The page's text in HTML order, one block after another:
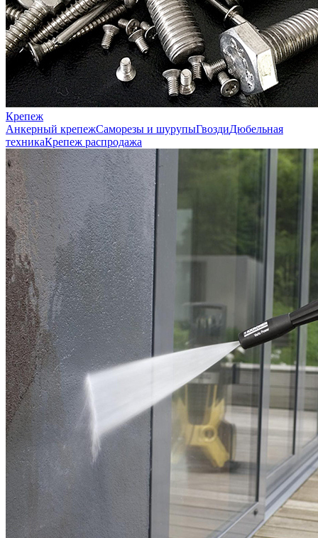
Крепеж
Анкерный крепежСаморезы и шурупыГвоздиДюбельная
техникаКрепеж распродажа